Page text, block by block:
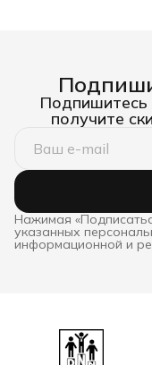
Подпишитесь
получите
Нажимая
указанных
информационной и